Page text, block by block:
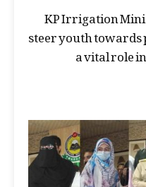
KP Irrigation
steer youth
a vital role